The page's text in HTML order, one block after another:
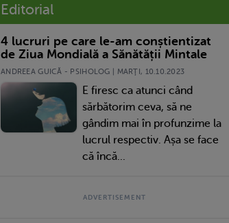
Editorial
4 lucruri pe care le-am conștientizat
de Ziua Mondială a Sănătății Mintale
ANDREEA GUICĂ - PSIHOLOG | MARŢI, 10.10.2023
E firesc ca atunci când
sărbătorim ceva, să ne
gândim mai în profunzime la
lucrul respectiv. Așa se face
că încă...